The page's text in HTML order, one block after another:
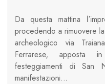
Da questa mattina
procedendo a rimuovere
archeologico via
Ferrarese, apposta
festeggiamenti di
manifestazioni…